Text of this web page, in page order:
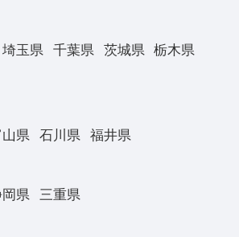
埼玉県 千葉県 茨城県
栃木県
県 石川県 福井県
県 三重県